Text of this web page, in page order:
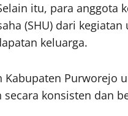
itu, para anggota
(SHU) dari
keluarga.
Purworejo
konsisten dan